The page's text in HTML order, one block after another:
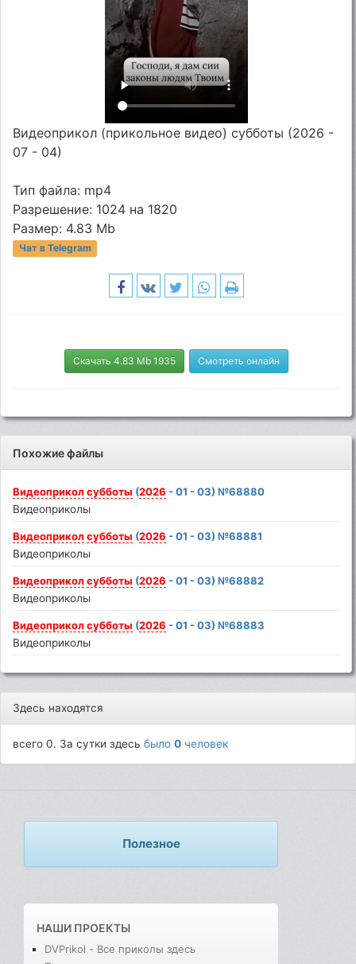
Видеоприкол (прикольное видео) субботы (2026 -
07 - 04)
Тип файла: mp4
Разрешение: 1024 на 1820
Размер: 4.83 Mb
Чат в Telegram
Скачать 4.83 Mb 1935 Смотреть онлайн
Похожие файлы
Видеоприкол субботы (2026 - 01 - 03) №68880
Видеоприколы
Видеоприкол субботы (2026 - 01 - 03) №68881
Видеоприколы
Видеоприкол субботы (2026 - 01 - 03) №68882
Видеоприколы
Видеоприкол субботы (2026 - 01 - 03) №68883
Видеоприколы
Здесь находятся
всего 0. За сутки здесьбыло0 человек
Полезное
НАШИ ПРОЕКТЫ
DVPrikol - Все приколы здесь